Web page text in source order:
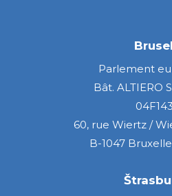
Brusel
Parlement
Bât. ALTIERO
04F143
60, rue Wiertz /
B-1047